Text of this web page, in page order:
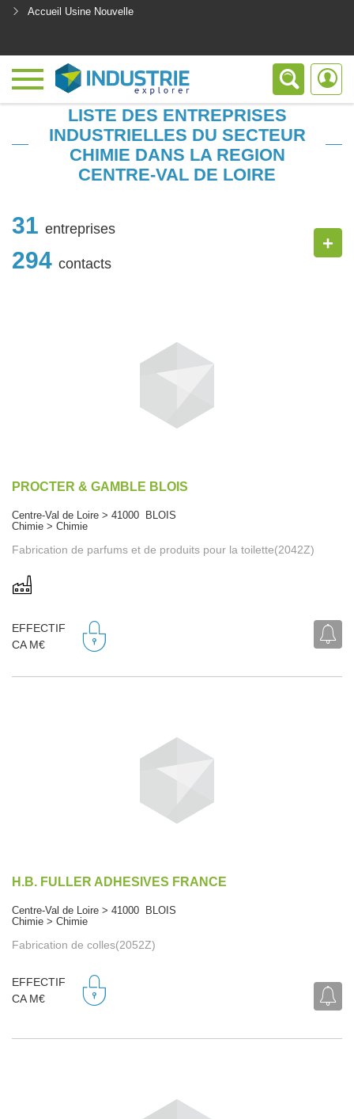
Accueil Usine Nouvelle
LISTE DES ENTREPRISES
INDUSTRIELLES DU SECTEUR
CHIMIE DANS LA REGION
CENTRE-VAL DE LOIRE
31 entreprises
294 contacts
+
PROCTER & GAMBLE BLOIS
Centre-Val de Loire > 41000 BLOIS
Chimie > Chimie
Fabrication de parfums et de produits pour la toilette(2042Z)
EFFECTIF
CA M€
H.B. FULLER ADHESIVES FRANCE
Centre-Val de Loire > 41000 BLOIS
Chimie > Chimie
Fabrication de colles(2052Z)
EFFECTIF
CA M€